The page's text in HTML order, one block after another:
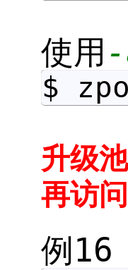
使用
$
升级
再访问
例16